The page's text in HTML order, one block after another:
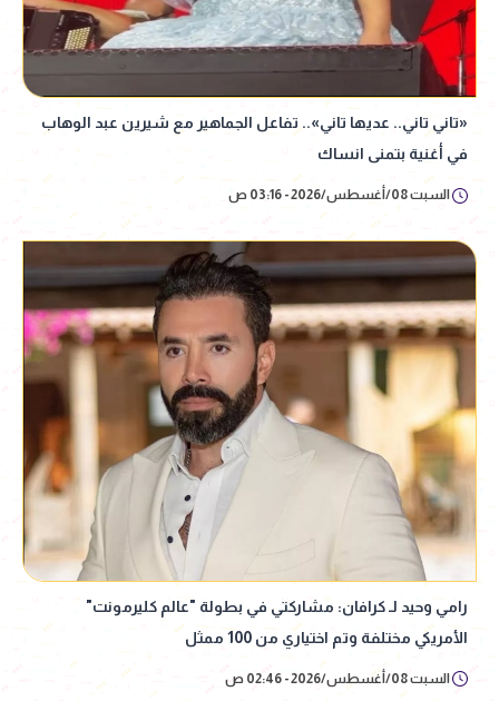
«تاني تاني.. عديها تاني».. تفاعل الجماهير مع شيرين عبد الوهاب
في أغنية بتمنى انساك
السبت 08/أغسطس/2026 - 03:16 ص
رامي وحيد لـ كرافان: مشاركتي في بطولة "عالم كليرمونت"
الأمريكي مختلفة وتم اختياري من 100 ممثل
السبت 08/أغسطس/2026 - 02:46 ص